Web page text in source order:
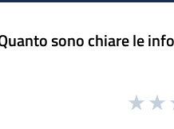
sono chiare le